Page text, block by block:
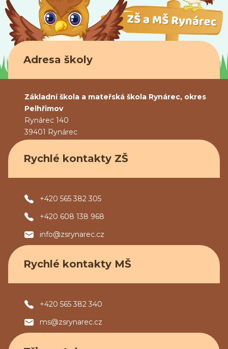
Adresa školy
Základní škola a mateřská škola Rynárec, okres
Pelhřimov
Rynárec 140
39401 Rynárec
Rychlé kontakty ZŠ
+420 565 382 305
+420 608 138 968
info@zsrynarec.cz
Rychlé kontakty MŠ
+420 565 382 340
ms@zsrynarec.cz